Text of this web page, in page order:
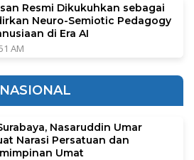
Resmi Dikukuhkan sebagai
Neuro-Semiotic Pedagogy
di Era AI
AM
NASIONAL
Nasaruddin Umar
Narasi Persatuan dan
Umat